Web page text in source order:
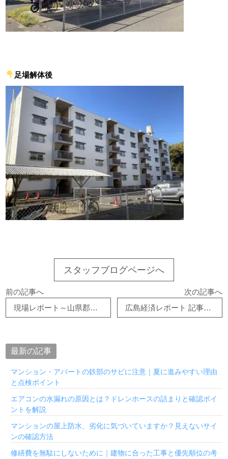
足場解体後
スタッフブログページへ
前の記事へ
現場レポート～山県郡北広島町より～
次の記事へ
広島経済レポート 記事掲載のお知らせ
最新の記事
マンション・アパートの鉄部のサビに注意｜夏に進みやすい理由
と点検ポイント
エアコンの水漏れの原因とは？ドレンホースの詰まりと確認ポイ
ントを解説
マンションの屋上防水、劣化に気づいていますか？見えないサイ
ンの確認方法
修繕費を無駄にしないために｜建物に合った工事と優先順位の考